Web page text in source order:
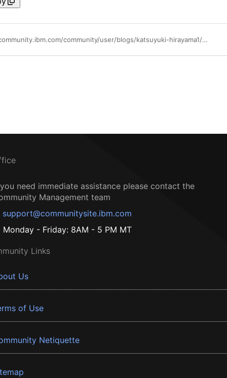
https://community.ibm.com/community/user/blogs/katsuyuki-hirayama1/2024/05/10/qradar-soar-case-creation-in-loop
need immediate assistance please contact the
Management team
support@communitysite.ibm.com
Monday - Friday: 8AM - 5 PM MT
Links
Us
of Use
Netiquette